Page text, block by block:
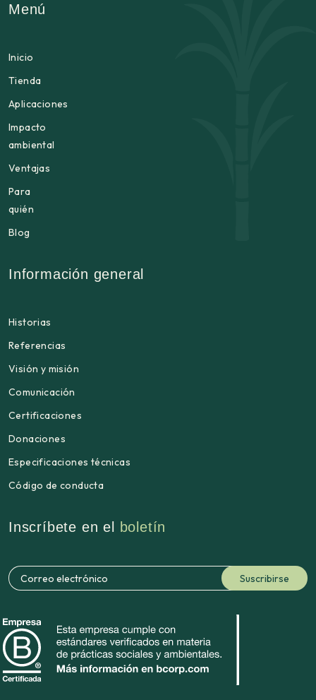
Menú
Inicio
Tienda
Aplicaciones
Impacto
ambiental
Ventajas
Para
quién
Blog
Información general
Historias
Referencias
Visión y misión
Comunicación
Certificaciones
Donaciones
Especificaciones técnicas
Código de conducta
Inscríbete en el boletín